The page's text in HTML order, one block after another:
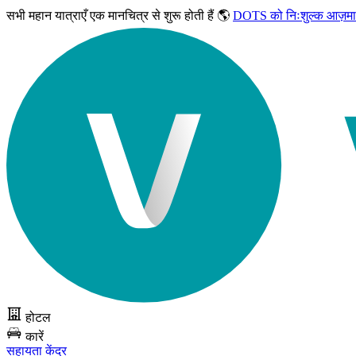
सभी महान यात्राएँएक मानचित्र से शुरू होती हैं 🌎 DOTS को निःशुल्क
होटल
कारें
सहायता केंद्र